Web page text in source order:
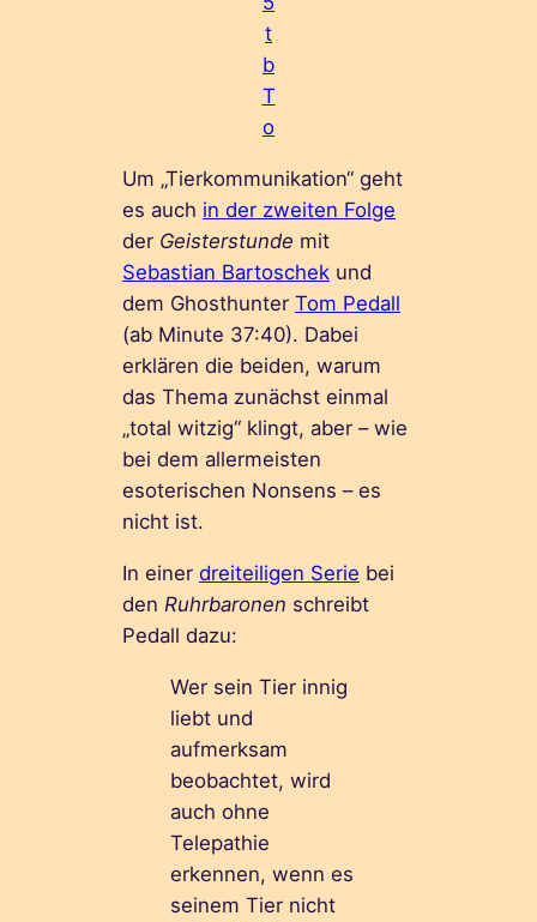
t
b
T
o
Um „Tierkommunikation“ geht
es auch in der zweiten Folge
der Geisterstunde mit
Sebastian Bartoschek und
dem GhosthunterTom Pedall
(ab Minute 37:40). Dabei
erklären die beiden, warum
das Thema zunächst einmal
„total witzig“ klingt, aber – wie
bei dem allermeisten
esoterischen Nonsens – es
nicht ist.
In einerdreiteiligen Serie bei
den Ruhrbaronen schreibt
Pedall dazu:
Wer sein Tier innig
liebt und
aufmerksam
beobachtet, wird
auch ohne
Telepathie
erkennen, wenn es
seinem Tier nicht